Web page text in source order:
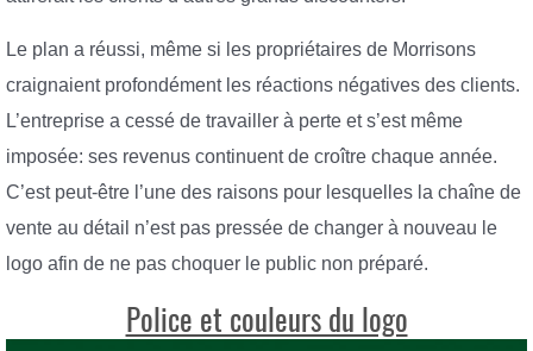
Le plan a réussi, même si les propriétaires de Morrisons
craignaient profondément les réactions négatives des clients.
L’entreprise a cessé de travailler à perte et s’est même
imposée: ses revenus continuent de croître chaque année.
C’est peut-être l’une des raisons pour lesquelles la chaîne de
vente au détail n’est pas pressée de changer à nouveau le
logo afin de ne pas choquer le public non préparé.
Police et couleurs du logo